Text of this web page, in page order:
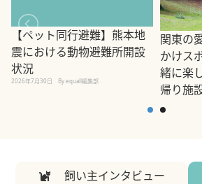
【ペット同行避難】熊本地
震における動物避難所開設
状況
2026年7月30日 By equall編集部
関東の
かけス
緒に楽
帰り施
飼い主インタビュー